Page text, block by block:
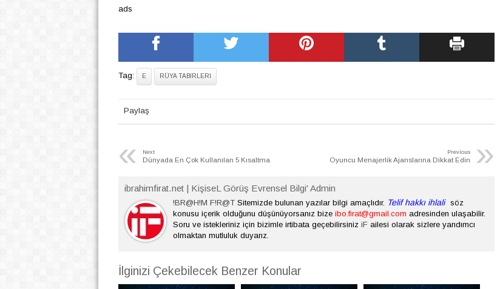
ads
Tag: E RÜYA TABIRLERI
Paylaş
« Next
Dünyada En Çok Kullanılan 5 Kısaltma »
Previous
Oyuncu Menajerlik Ajanslarına Dikkat Edin
ibrahimfirat.net | KişiseL Görüş Evrensel Bilgi' Admin
!BR@H!M F!R@TSitemizde bulunan yazılar bilgi amaçlıdır. Telif hakkı ihlali
söz
konusu içerik olduğunu düşünüyorsanız bize ibo.firat@gmail.com adresinden ulaşabilir.
Soru ve istekleriniz için bizimle irtibata geçebilirsiniz iF ailesi olarak sizlere yarıdımcı
olmaktan mutluluk duyarız.
İlginizi Çekebilecek Benzer Konular